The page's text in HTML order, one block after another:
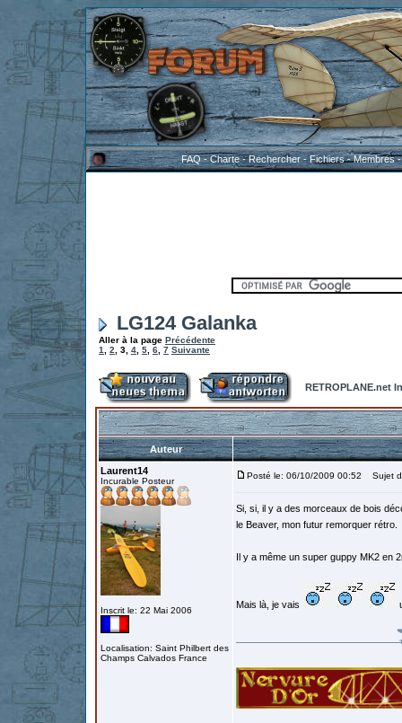
FAQ-Charte-Rechercher-Fichiers-Membres
LG124 Galanka
Aller à la page Précédente
1
2 3 4 5 6 7 Suivante
RETROPLANE.net
Auteur
Laurent14
Incurable Posteur
Inscrit le: 22 Mai 2006
Localisation: Saint Philbert des
Champs Calvados France
Posté le: 06/10/2009 00:52 Sujet
Si, si, il y a des morceaux de bois
le Beaver, mon futur remorquer rétro.
Il y a même un super guppy MK2 en
Mais là, je vais